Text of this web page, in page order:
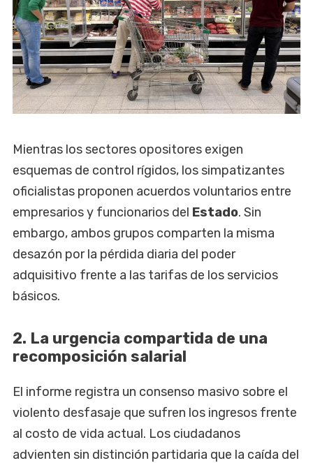
Mientras los sectores opositores exigen
esquemas de control rígidos, los simpatizantes
oficialistas proponen acuerdos voluntarios entre
empresarios y funcionarios del Estado. Sin
embargo, ambos grupos comparten la misma
desazón por la pérdida diaria del poder
adquisitivo frente a las tarifas de los servicios
básicos.
2. La urgencia compartida de una
recomposición salarial
El informe registra un consenso masivo sobre el
violento desfasaje que sufren los ingresos frente
al costo de vida actual. Los ciudadanos
advienten sin distinción partidaria que la caída del